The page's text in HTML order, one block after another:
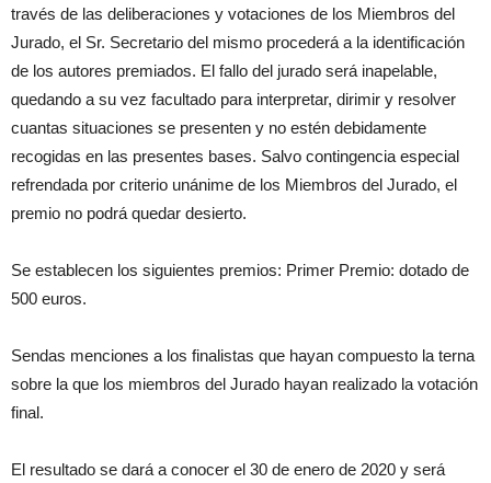
través de las deliberaciones y votaciones de los Miembros del
Jurado, el Sr. Secretario del mismo procederá a la identificación
de los autores premiados. El fallo del jurado será inapelable,
quedando a su vez facultado para interpretar, dirimir y resolver
cuantas situaciones se presenten y no estén debidamente
recogidas en las presentes bases. Salvo contingencia especial
refrendada por criterio unánime de los Miembros del Jurado, el
premio no podrá quedar desierto.
Se establecen los siguientes premios: Primer Premio: dotado de
500 euros.
Sendas menciones a los finalistas que hayan compuesto la terna
sobre la que los miembros del Jurado hayan realizado la votación
final.
El resultado se dará a conocer el 30 de enero de 2020 y será